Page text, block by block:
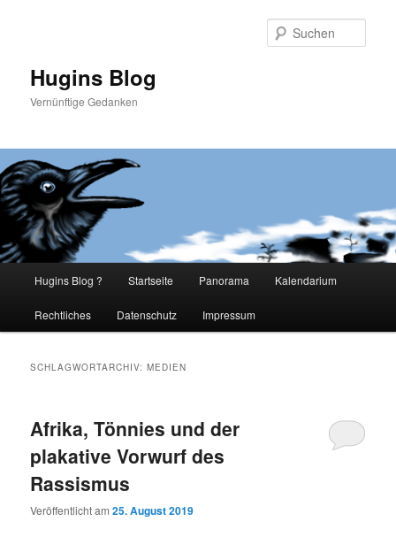
Hugins Blog
Vernünftige Gedanken
Zum
primären
Zum
sekundären
Hugins Blog ? Startseite Panorama Kalendarium
Rechtliches Datenschutz Impressum
SCHLAGWORTARCHIV:MEDIEN
Afrika, Tönnies und der
plakative Vorwurf des
Rassismus
Veröffentlicht am25. August 2019